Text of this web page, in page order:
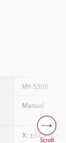
VH-S30B
Manual
X: ±37,5 mm,
Scroll